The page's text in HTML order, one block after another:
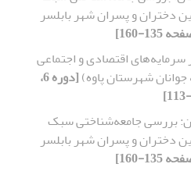
دختران و پسران شهر بابلسر
سرمایه‌های اقتصادی و اجتماعی
شهرستان پاوه)
[دوره 6،
بررسی جامعه‌شناختی سبک
دختران و پسران شهر بابلسر